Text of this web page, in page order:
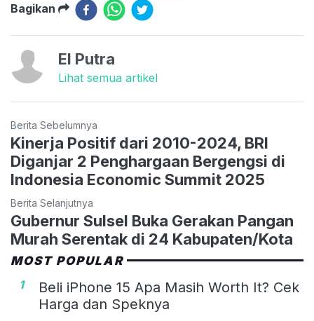
Bagikan
El Putra
Lihat semua artikel
Berita Sebelumnya
Kinerja Positif dari 2010-2024, BRI
Diganjar 2 Penghargaan Bergengsi di
Indonesia Economic Summit 2025
Berita Selanjutnya
Gubernur Sulsel Buka Gerakan Pangan
Murah Serentak di 24 Kabupaten/Kota
MOST POPULAR
1
Beli iPhone 15 Apa Masih Worth It? Cek
Harga dan Speknya